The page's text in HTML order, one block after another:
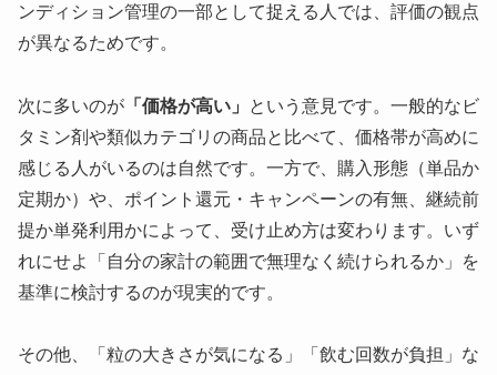
ンディション管理の一部として捉える人では、評価の観点
が異なるためです。
次に多いのが 「価格が高い」
という意見です。一般的なビ
タミン剤や類似カテゴリの商品と比べて、価格帯が高めに
感じる人がいるのは自然です。一方で、購入形態（単品か
定期か）や、ポイント還元・キャンペーンの有無、継続前
提か単発利用かによって、受け止め方は変わります。いず
れにせよ「自分の家計の範囲で無理なく続けられるか」を
基準に検討するのが現実的です。
その他、「粒の大きさが気になる」「飲む回数が負担」な